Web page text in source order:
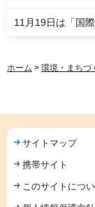
11月19日は「国
ホーム > 環境・まちづ
サイトマップ
携帯サイト
このサイトにつ